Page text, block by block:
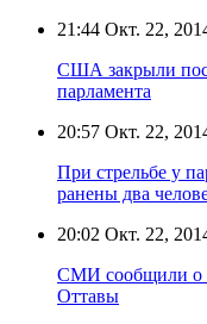
21:44 Окт. 22,
США закрыли
парламента
20:57 Окт. 22,
При стрельбе у
ранены два
20:02 Окт. 22,
СМИ сообщили о
Оттавы